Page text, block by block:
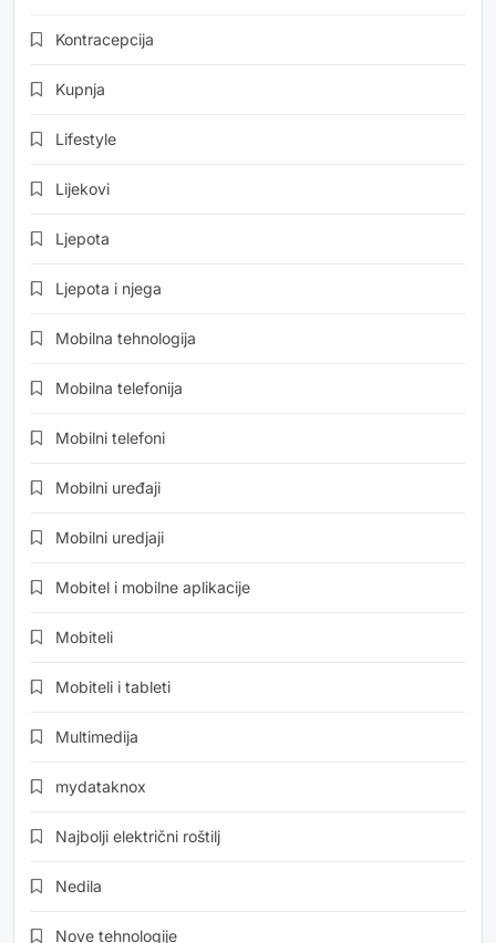
Kontracepcija
Kupnja
Lifestyle
Lijekovi
Ljepota
Ljepota i njega
Mobilna tehnologija
Mobilna telefonija
Mobilni telefoni
Mobilni uređaji
Mobilni uredjaji
Mobitel i mobilne aplikacije
Mobiteli
Mobiteli i tableti
Multimedija
mydataknox
Najbolji električni roštilj
Nedila
Nove tehnologije